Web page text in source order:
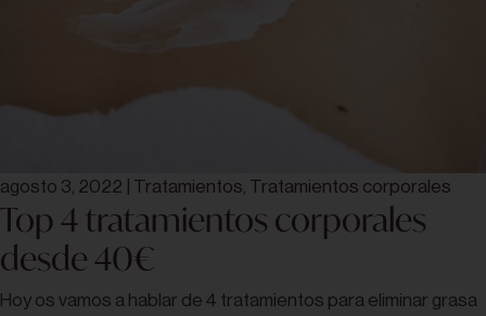
agosto 3, 2022 Tratamientos Tratamientos corporales
Top 4 tratamientos corporales
desde 40€
Hoy os vamos a hablar de 4 tratamientos para eliminar grasa